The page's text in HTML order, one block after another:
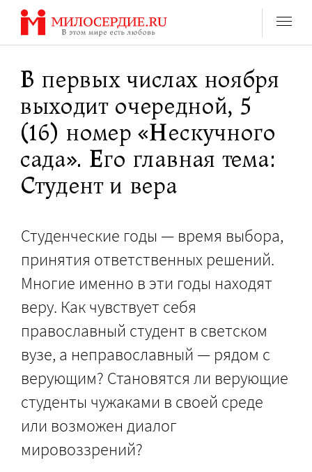
Перейти
содержанию
В первых числах ноября
выходит очередной, 5
(16) номер «Нескучного
сада». Его главная тема:
Студент и вера
Студенческие годы — время выбора,
принятия ответственных решений.
Многие именно в эти годы находят
веру. Как чувствует себя
православный студент в светском
вузе, а неправославный — рядом с
верующим? Становятся ли верующие
студенты чужаками в своей среде
или возможен диалог
мировоззрений?